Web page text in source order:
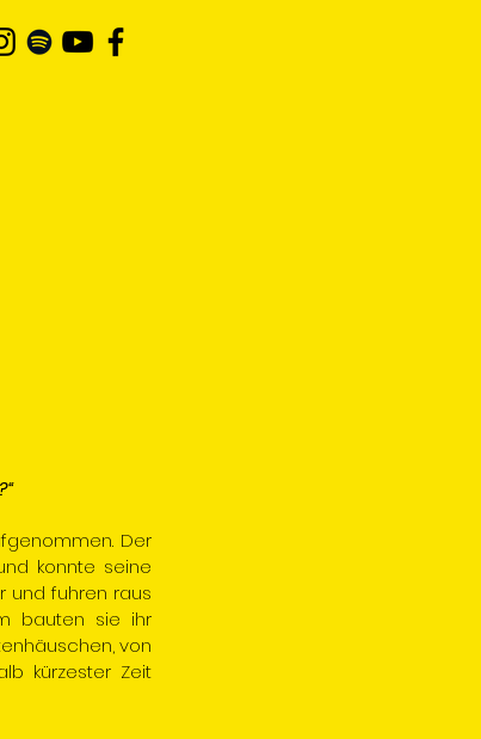
Der
konnte seine
und fuhren raus
bauten sie ihr
von
kürzester Zeit